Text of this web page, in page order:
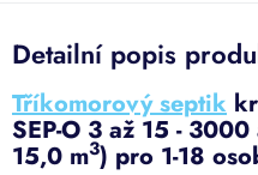
Detailní popis
Tříkomorový septik
SEP-O 3 až 15 -
15,0 m3) pro 1-18